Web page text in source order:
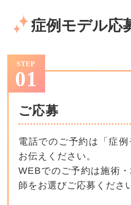
症例モデル応
STEP
01
ご応募
電話でのご予約は「症例
お伝えください。
WEBでのご予約は施術
師をお選びご応募くださ